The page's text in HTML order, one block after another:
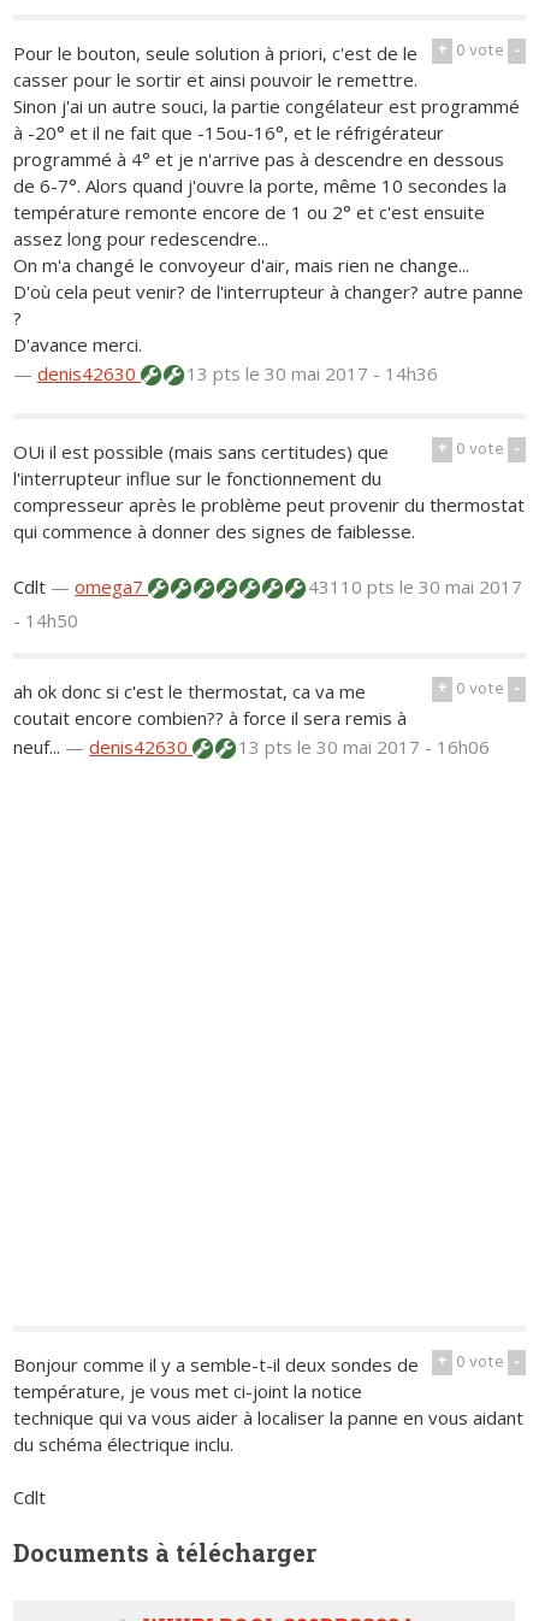
+ 0vote -
Pour le bouton, seule solution à priori, c'est de le
casser pour le sortir et ainsi pouvoir le remettre.
Sinon j'ai un autre souci, la partie congélateur est programmé
à -20° et il ne fait que -15ou-16°, et le réfrigérateur
programmé à 4° et je n'arrive pas à descendre en dessous
de 6-7°. Alors quand j'ouvre la porte, même 10 secondes la
température remonte encore de 1 ou 2° et c'est ensuite
assez long pour redescendre...
On m'a changé le convoyeur d'air, mais rien ne change...
D'où cela peut venir? de l'interrupteur à changer? autre panne
?
D'avance merci.
—denis42630 13 ptsle 30 mai 2017 - 14h36
+ 0vote -
OUi il est possible (mais sans certitudes) que
l'interrupteur influe sur le fonctionnement du
compresseur après le problème peut provenir du thermostat
qui commence à donner des signes de faiblesse.
Cdlt —omega7 43110 ptsle 30 mai 2017
- 14h50
+ 0vote -
ah ok donc si c'est le thermostat, ca va me
coutait encore combien?? à force il sera remis à
neuf... —denis42630 13 ptsle 30 mai 2017 - 16h06
+ 0vote -
Bonjour comme il y a semble-t-il deux sondes de
température, je vous met ci-joint la notice
technique qui va vous aider à localiser la panne en vous aidant
du schéma électrique inclu.
Cdlt
Documents à télécharger